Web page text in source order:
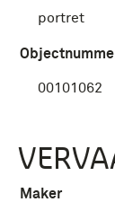
portret
00101062
Maker